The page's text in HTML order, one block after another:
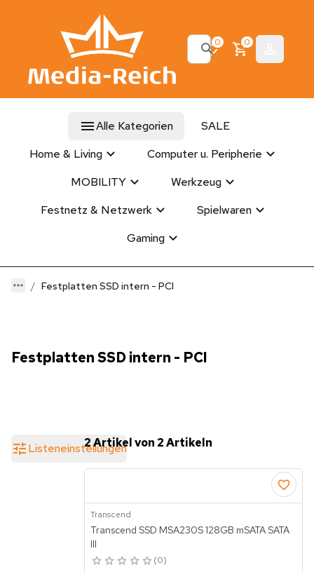
0 0
Alle Kategorien
SALE
Home & Living
Computer u. Peripherie
MOBILITY
Werkzeug
Festnetz & Netzwerk
Spielwaren
Gaming
Festplatten SSD intern - PCI
Festplatten SSD intern - PCI
Listeneinstellungen2 Artikel von 2 Artikeln
Transcend
Transcend SSD MSA230S 128GB mSATA SATA
III
0